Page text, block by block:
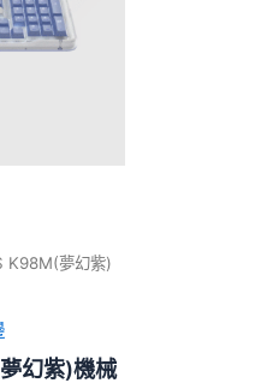
K98M(夢幻紫)
幻紫)機械